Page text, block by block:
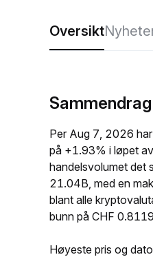
Oversikt
Per Aug 7, 2026
på +1.93% i løpet
handelsvolumet det
21.04B, med en
blant alle
bunn på CHF
Høyeste pris og dato